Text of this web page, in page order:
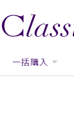
一括購入